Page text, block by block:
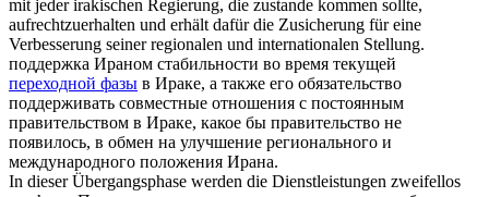
mit jeder irakischen Regierung, die zustande kommen sollte,
aufrechtzuerhalten und erhält dafür die Zusicherung für eine
Verbesserung seiner regionalen und internationalen Stellung.
поддержка Ираном стабильности во время текущей
переходной фазы в Ираке, а также его обязательство
поддерживать совместные отношения с постоянным
правительством в Ираке, какое бы правительство не
появилось, в обмен на улучшение регионального и
международного положения Ирана.
In dieserÜbergangsphase werden die Dienstleistungen zweifellos